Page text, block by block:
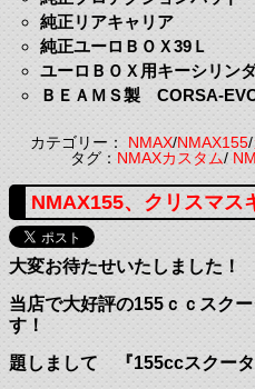
純正リアキャリア
純正ユーロＢＯＸ39Ｌ
ユーロＢＯＸ用キーシリン
ＢＥＡＭＳ製 CORSA-
カテゴリー：NMAX/NMAX155/
タグ：NMAXカスタム/
NMAX155、クリスマス
大変お待たせいたしました！
当店で大好評の155ｃｃスク
す！
題しまして 『155ccスクー